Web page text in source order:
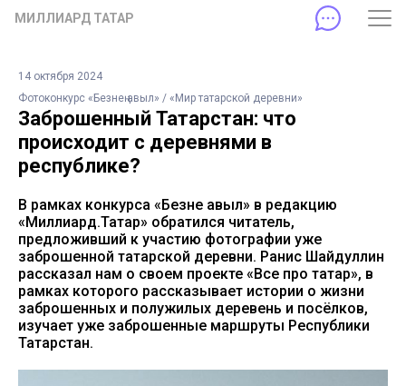
МИЛЛИАРД ТАТАР
14 октября 2024
Фотоконкурс «Безнең авыл» / «Мир татарской деревни»
Заброшенный Татарстан: что
происходит с деревнями в
республике?
В рамках конкурса «Безнең авыл» в редакцию
«Миллиард.Татар» обратился читатель,
предложивший к участию фотографии уже
заброшенной татарской деревни. Ранис Шайдуллин
рассказал нам о своем проекте «Все про татар», в
рамках которого рассказывает истории о жизни
заброшенных и полужилых деревень и посёлков,
изучает уже заброшенные маршруты Республики
Татарстан.